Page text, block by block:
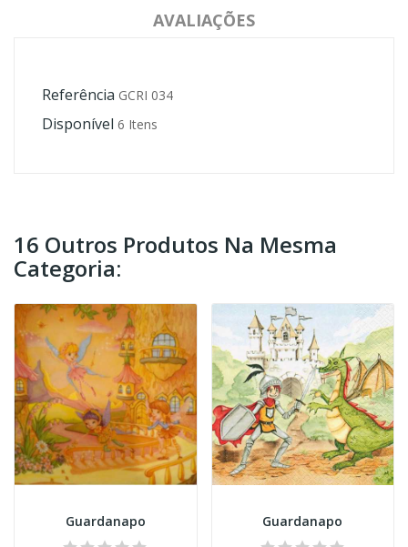
AVALIAÇÕES
Referência GCRI 034
Disponível 6 Itens
16 Outros Produtos Na Mesma
Categoria:
Guardanapo Guardanapo